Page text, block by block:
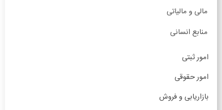
مالی و مالیاتی
منابع انسانی
امور ثبتی
امور حقوقی
بازاریابی و فروش